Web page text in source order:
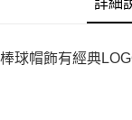
詳細
棒球帽飾有經典